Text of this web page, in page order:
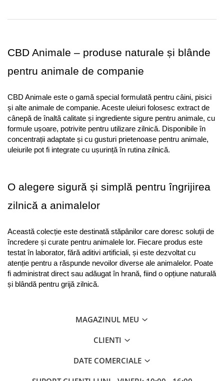
CBD Animale – produse naturale și blânde
pentru animale de companie
CBD Animale este o gamă special formulată pentru câini, pisici
și alte animale de companie. Aceste uleiuri folosesc extract de
cânepă de înaltă calitate și ingrediente sigure pentru animale, cu
formule ușoare, potrivite pentru utilizare zilnică. Disponibile în
concentrații adaptate și cu gusturi prietenoase pentru animale,
uleiurile pot fi integrate cu ușurință în rutina zilnică.
O alegere sigură și simplă pentru îngrijirea
zilnică a animalelor
Această colecție este destinată stăpânilor care doresc soluții de
încredere și curate pentru animalele lor. Fiecare produs este
testat în laborator, fără aditivi artificiali, și este dezvoltat cu
atenție pentru a răspunde nevoilor diverse ale animalelor. Poate
fi administrat direct sau adăugat în hrană, fiind o opțiune naturală
și blândă pentru grijă zilnică.
MAGAZINUL MEU
CLIENTI
DATE COMERCIALE